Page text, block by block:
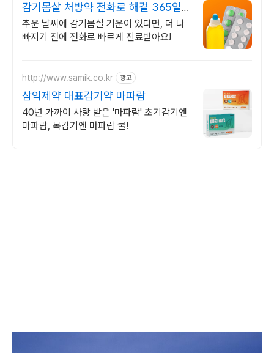
감기몸살 처방약 전화로 해결 365일
24시간 진료가능
추운 날씨에 감기몸살 기운이 있다면, 더 나
빠지기 전에 전화로 빠르게 진료받아요!
http://www.samik.co.kr 광고
삼익제약 대표감기약 마파람
40년 가까이 사랑 받은 '마파람' 초기감기엔
마파람, 목감기엔 마파람 쿨!